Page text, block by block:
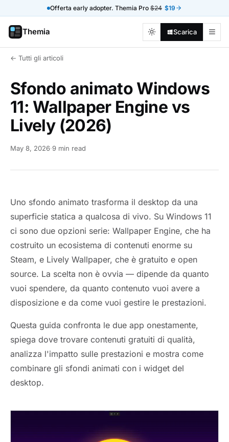
Offerta early adopter. Themia Pro $24 $19
Themia Scarica
← Tutti gli articoli
Sfondo animato Windows
11: Wallpaper Engine vs
Lively (2026)
May 8, 2026·9 min read
Uno sfondo animato trasforma il desktop da una
superficie statica a qualcosa di vivo. Su Windows 11
ci sono due opzioni serie: Wallpaper Engine, che ha
costruito un ecosistema di contenuti enorme su
Steam, e Lively Wallpaper, che è gratuito e open
source. La scelta non è ovvia — dipende da quanto
vuoi spendere, da quanto contenuto vuoi avere a
disposizione e da come vuoi gestire le prestazioni.
Questa guida confronta le due app onestamente,
spiega dove trovare contenuti gratuiti di qualità,
analizza l'impatto sulle prestazioni e mostra come
combinare gli sfondi animati con i widget del
desktop.